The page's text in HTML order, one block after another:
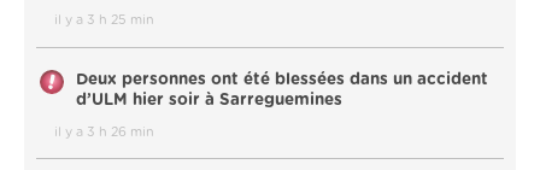
il y a 3 h 25 min
Deux personnes ont été blessées dans un accident
d’ULM hier soir à Sarreguemines
il y a 3 h 26 min